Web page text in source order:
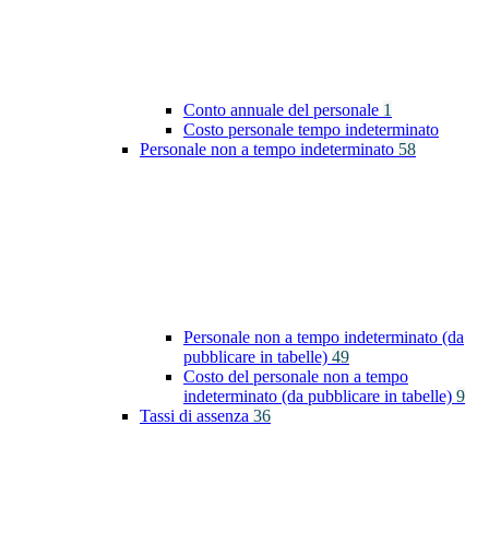
Conto annuale del personale 1
Costo personale tempo indeterminato
Personale non a tempo indeterminato 58
Personale non a tempo indeterminato (da
pubblicare in tabelle) 49
Costo del personale non a tempo
indeterminato (da pubblicare in tabelle) 9
Tassi di assenza 36